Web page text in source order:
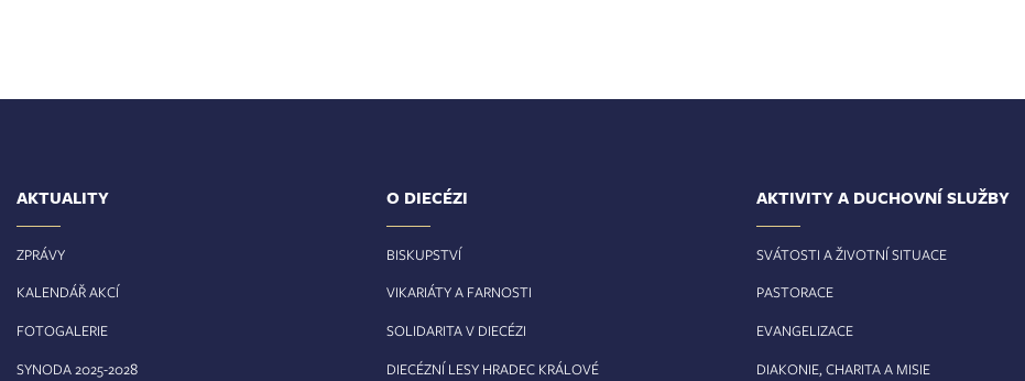
AKTUALITY
ZPRÁVY
KALENDÁŘ AKCÍ
FOTOGALERIE
SYNODA 2025-2028
O DIECÉZI
BISKUPSTVÍ
VIKARIÁTY A FARNOSTI
SOLIDARITA V DIECÉZI
DIECÉZNÍ LESY HRADEC KRÁLOVÉ
AKTIVITY A DUCHOVNÍ SLUŽBY
SVÁTOSTI A ŽIVOTNÍ SITUACE
PASTORACE
EVANGELIZACE
DIAKONIE, CHARITA A MISIE